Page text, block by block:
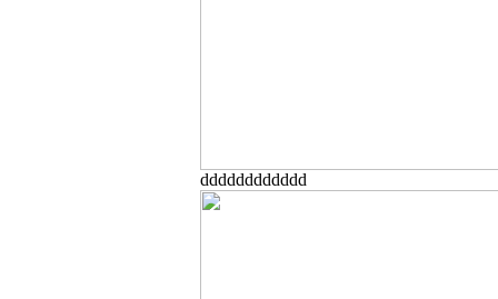
dddddddddddd